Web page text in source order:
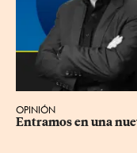
OPINIÓN
Entramos en una